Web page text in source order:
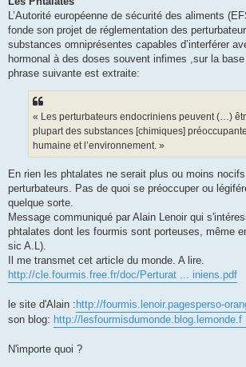
a
g
L’Autorité européenne de sécurité des aliments
fonde son projet de réglementation des
substances omniprésentes capables d’interférer
hormonal à des doses souvent infimes ,sur la
phrase suivante est extraite:
« Les perturbateurs endocriniens peuvent (…)
plupart des substances [chimiques]
humaine et l’environnement. »
En rien les phtalates ne serait plus ou moins
perturbateurs. Pas de quoi se préoccuper ou
quelque sorte.
Message communiqué par Alain Lenoir qui
phtalates dont les fourmis sont porteuses, même
sic A.L).
Il me transmet cet article du monde. A lire.
http://cle.fourmis.free.fr/doc/Perturat ... iniens.pdf
le site d'Alain : http://fourmis.lenoir.pagesperso-
son blog: http://
N'importe quoi ?